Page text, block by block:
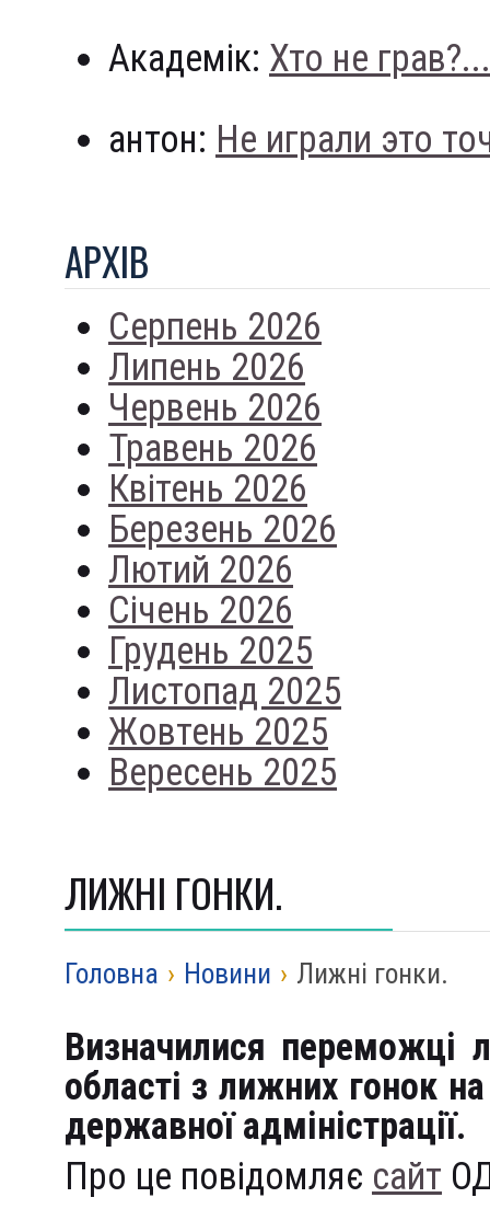
Академік: Хто не грав?...
антон: Не играли это
АРХIВ
Серпень 2026
Липень 2026
Червень 2026
Травень 2026
Квітень 2026
Березень 2026
Лютий 2026
Січень 2026
Грудень 2025
Листопад 2025
Жовтень 2025
Вересень 2025
ЛИЖНІ ГОНКИ.
Головна › Новини › Лижні гонки.
Визначилися переможці
області з лижних гонок
державної адміністрації.
Про це повідомляє сайт